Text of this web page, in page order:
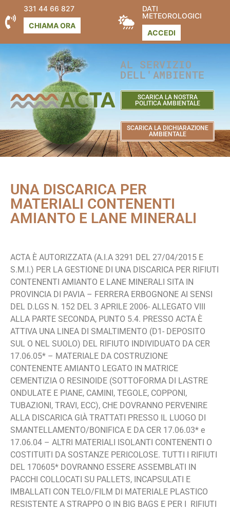
331 44 66 827
CHIAMA ORA
DATI
METEOROLOGICI
ACCEDI
AL SERVIZIO
DELL'AMBIENTE
SCARICA LA NOSTRA
POLITICA AMBIENTALE
SCARICA LA DICHIARAZIONE
AMBIENTALE
UNA DISCARICA PER
MATERIALI CONTENENTI
AMIANTO E LANE MINERALI
ACTA È AUTORIZZATA (A.I.A 3291 DEL 27/04/2015 E
S.M.I.) PER LA GESTIONE DI UNA DISCARICA PER RIFIUTI
CONTENENTI AMIANTO E LANE MINERALI SITA IN
PROVINCIA DI PAVIA – FERRERA ERBOGNONE AI SENSI
DEL D.LGS N. 152 DEL 3 APRILE 2006- ALLEGATO VIII
ALLA PARTE SECONDA, PUNTO 5.4. PRESSO ACTA È
ATTIVA UNA LINEA DI SMALTIMENTO (D1- DEPOSITO
SUL O NEL SUOLO) DEL RIFIUTO INDIVIDUATO DA CER
17.06.05* – MATERIALE DA COSTRUZIONE
CONTENENTE AMIANTO LEGATO IN MATRICE
CEMENTIZIA O RESINOIDE (SOTTOFORMA DI LASTRE
ONDULATE E PIANE, CAMINI, TEGOLE, COPPONI,
TUBAZIONI, TRAVI, ECC), CHE DOVRANNO PERVENIRE
ALLA DISCARICA GIÀ TRATTATI PRESSO IL LUOGO DI
SMANTELLAMENTO/BONIFICA E DA CER 17.06.03* e
17.06.04 – ALTRI MATERIALI ISOLANTI CONTENENTI O
COSTITUITI DA SOSTANZE PERICOLOSE. TUTTI I RIFIUTI
DEL 170605* DOVRANNO ESSERE ASSEMBLATI IN
PACCHI COLLOCATI SU PALLETS, INCAPSULATI E
IMBALLATI CON TELO/FILM DI MATERIALE PLASTICO
RESISTENTE A STRAPPO O IN BIG BAGS E PER I RIFIUTI